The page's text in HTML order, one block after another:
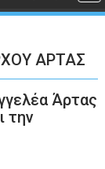
ΑΡΤΑΣ
Άρτας
την